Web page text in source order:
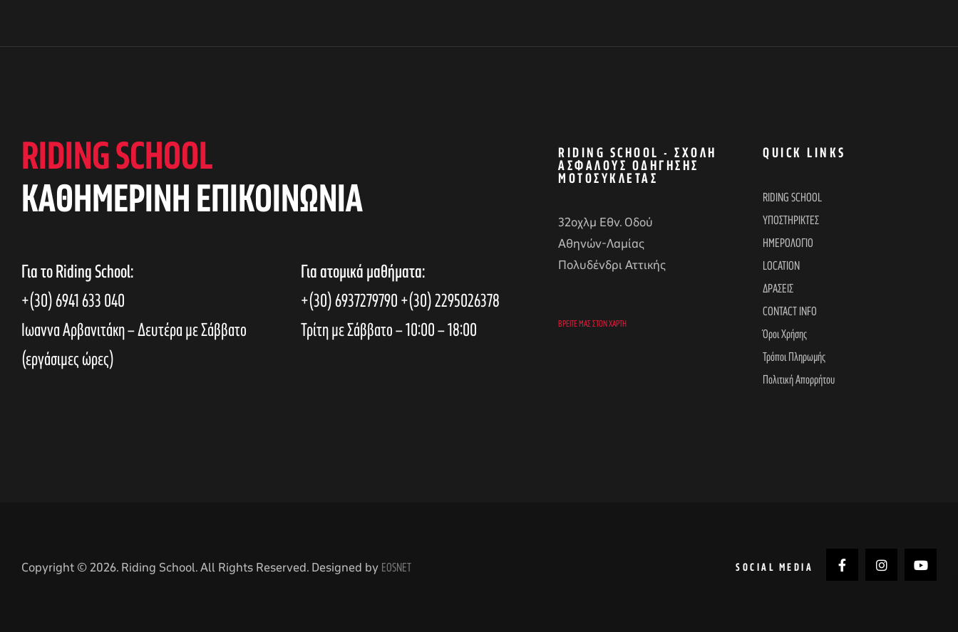
RIDING SCHOOL
KAΘΗΜΕΡΙΝΗ ΕΠΙΚΟΙΝΩΝΙΑ
Για το Riding School:
+(30) 6941 633 040
Ιωαννα Αρβανιτάκη – Δευτέρα με Σάββατο
(εργάσιμες ώρες)
Για ατομικά μαθήματα:
+(30) 6937279790+(30) 2295026378
Τρίτη με Σάββατο – 10:00 – 18:00
RIDING SCHOOL - ΣΧΟΛΉ
ΑΣΦΑΛΟΎΣ ΟΔΉΓΗΣΗΣ
ΜΟΤΟΣΥΚΛΈΤΑΣ
32οχλμ Εθν. Οδού
Αθηνών-Λαμίας
Πολυδένδρι Αττικής
ΒΡΕΊΤΕ ΜΑΣ ΣΤΟΝ ΧΆΡΤΗ
QUICK LINKS
RIDING SCHOOL
ΥΠΟΣΤΗΡΙΚΤΕΣ
ΗΜΕΡΟΛΟΓΙΟ
LOCATION
ΔΡΑΣΕΙΣ
CONTACT INFO
Όροι Χρήσης
Τρόποι Πληρωμής
Πολιτική Απορρήτου
Copyright © 2026. Riding School. All Rights Reserved. Designed by EOSNET SOCIAL MEDIA